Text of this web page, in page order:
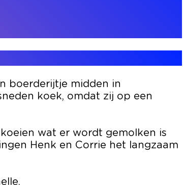
boerderijtje midden in
koek, omdat zij op een
wat er wordt gemolken is
Henk en Corrie het langzaam